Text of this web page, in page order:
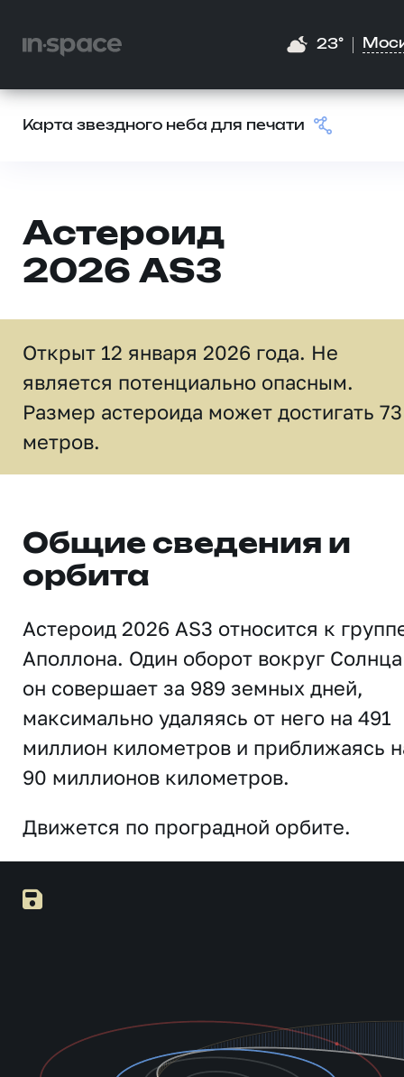
23°
Карта звездного неба для печати
Астероид
2026 AS3
Открыт 12 января 2026 года. Не
является потенциально опасным.
Размер астероида может достигать 73
метров.
Общие сведения и
орбита
Астероид 2026 AS3 относится к
Аполлона. Один оборот вокруг Солнца
он совершает за 989 земных дней,
максимально удаляясь от него на 491
миллион километров и приближаясь
90 миллионов километров.
Движется по проградной орбите.